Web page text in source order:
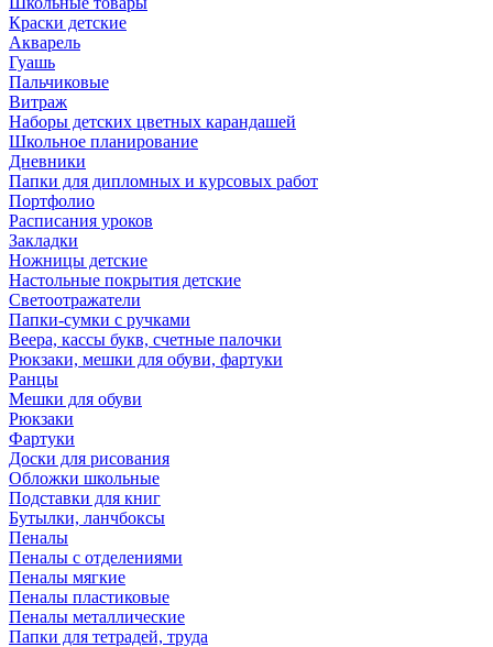
Краски детские
Акварель
Гуашь
Пальчиковые
Витраж
Наборы детских цветных карандашей
Школьное планирование
Дневники
Папки для дипломных и курсовых работ
Портфолио
Расписания уроков
Закладки
Ножницы детские
Настольные покрытия детские
Светоотражатели
Папки-сумки с ручками
Веера, кассы букв, счетные палочки
Рюкзаки, мешки для обуви, фартуки
Ранцы
Мешки для обуви
Рюкзаки
Фартуки
Доски для рисования
Обложки школьные
Подставки для книг
Бутылки, ланчбоксы
Пеналы
Пеналы с отделениями
Пеналы мягкие
Пеналы пластиковые
Пеналы металлические
Папки для тетрадей, труда